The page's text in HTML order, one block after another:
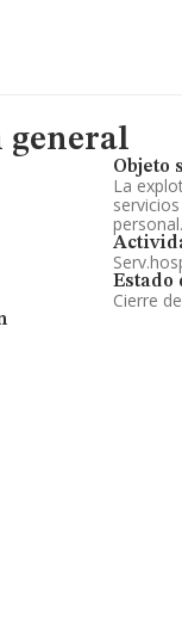
general
Objeto
La
personal.
Estado
Cierre